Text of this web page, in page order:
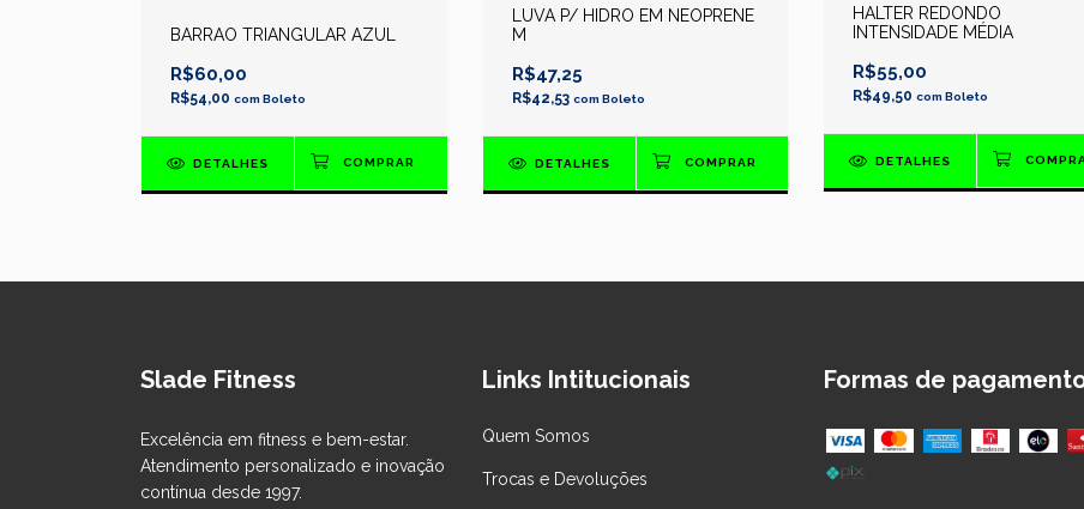
BARRAO TRIANGULAR AZUL
R$60,00
R$54,00 comBoleto
DETALHES
LUVA P/ HIDRO EM NEOPRENE
M
R$47,25
R$42,53 com Boleto
DETALHES
HALTER REDONDO
INTENSIDADE MÉDIA
R$55,00
R$49,50 com Boleto
DETALHES
Slade Fitness
Excelência em fitness e bem-estar.
Atendimento personalizado e inovação
contínua desde 1997.
Links Intitucionais
Quem Somos
Trocas e Devoluções
Formas de